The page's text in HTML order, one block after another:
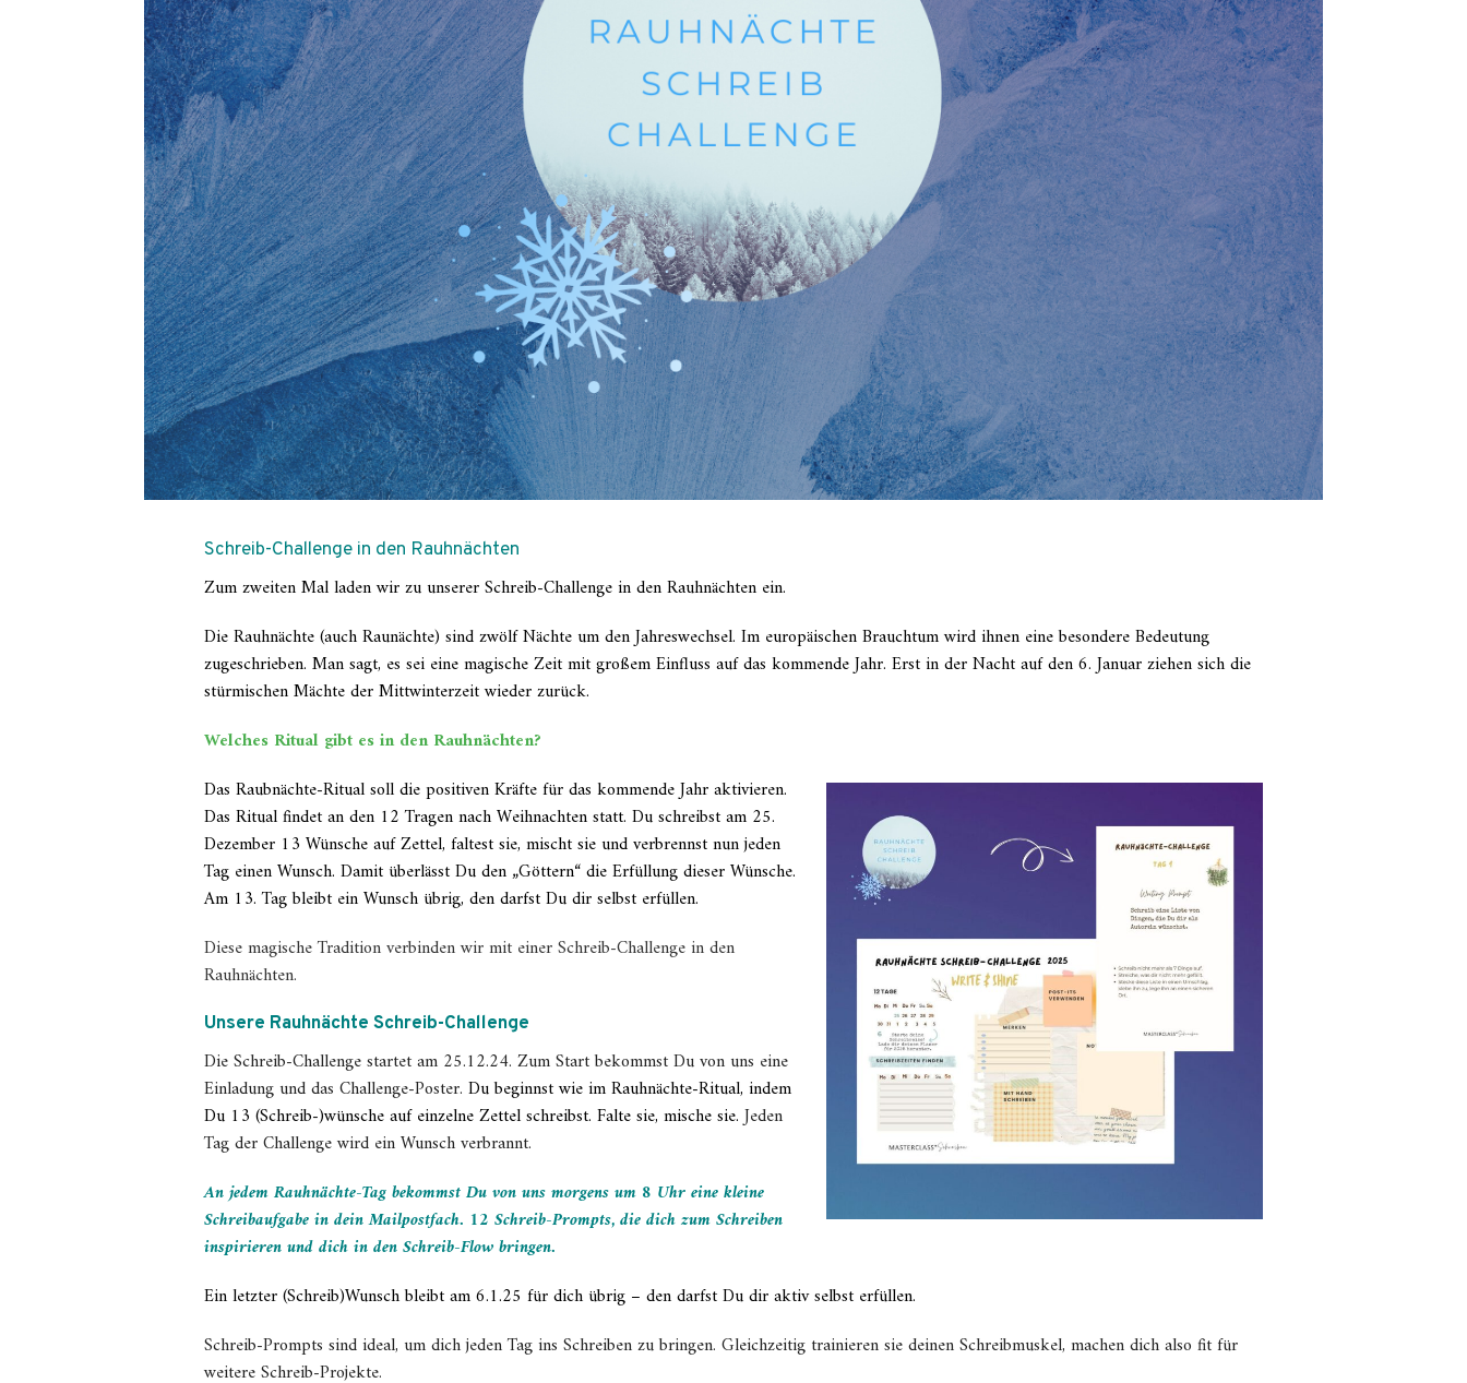
Schreib-Challenge in den Rauhnächten
Zum zweiten Mal laden wir zu unserer Schreib-Challenge in den Rauhnächten ein.
Die Rauhnächte (auch Raunächte) sind zwölf Nächte um den Jahreswechsel. Im europäischen Brauchtum wird ihnen eine besondere Bedeutung
zugeschrieben. Man sagt, es sei eine magische Zeit mit großem Einfluss auf das kommende Jahr. Erst in der Nacht auf den 6. Januar ziehen sich die
stürmischen Mächte der Mittwinterzeit wieder zurück.
Welches Ritual gibt es in den Rauhnächten?
Das Raubnächte-Ritual soll die positiven Kräfte für das kommende Jahr aktivieren.
Das Ritual findet an den 12 Tragen nach Weihnachten statt. Du schreibst am 25.
Dezember 13 Wünsche auf Zettel, faltest sie, mischt sie und verbrennst nun jeden
Tag einen Wunsch. Damit überlässt Du den „Göttern“ die Erfüllung dieser Wünsche.
Am 13. Tag bleibt ein Wunsch übrig, den darfst Du dir selbst erfüllen.
Diese magische Tradition verbinden wir mit einer Schreib-Challenge in den
Rauhnächten.
Unsere Rauhnächte Schreib-Challenge
Die Schreib-Challenge startet am 25.12.24. Zum Start bekommst Du von uns eine
Einladung und das Challenge-Poster. Du beginnst wie im Rauhnächte-Ritual, indem
Du 13 (Schreib-)wünsche auf einzelne Zettel schreibst. Falte sie, mische sie.Jeden
Tag der Challenge wird ein Wunsch verbrannt.
An jedem Rauhnächte-Tag bekommst Du von uns morgens um 8 Uhr eine kleine
Schreibaufgabe in dein Mailpostfach. 12 Schreib-Prompts, die dich zum Schreiben
inspirieren und dich in den Schreib-Flow bringen.
Ein letzter (Schreib)Wunsch bleibt am 6.1.25 für dich übrig – den darfst Du dir aktiv selbst erfüllen.
Schreib-Prompts sind ideal, um dich jeden Tag ins Schreiben zu bringen. Gleichzeitig trainieren sie deinen Schreibmuskel, machen dich also fit für
weitere Schreib-Projekte.